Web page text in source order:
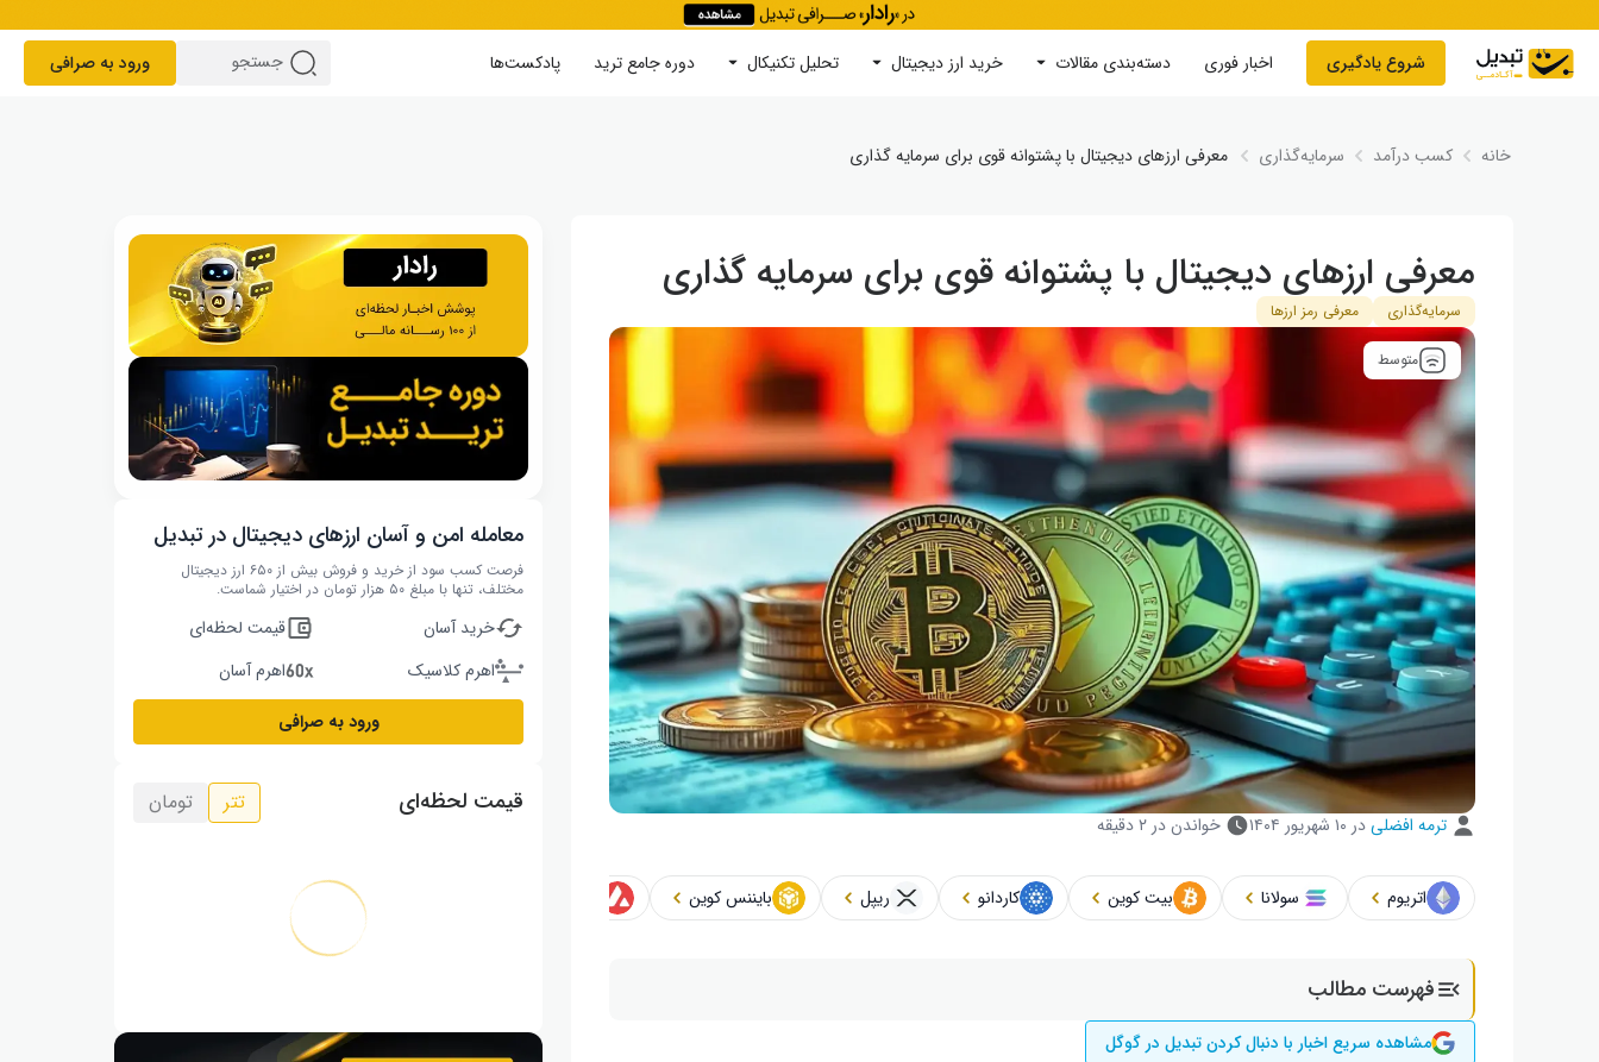
شروع یادگیری اخبار فوری دسته‌بندی مقالات خرید ارز دیجیتال تحلیل تکنیکال دوره‌ جامع ترید پادکست‌ها جستجو ورود به صرافی
خانه کسب درآمد سرمایه‌گذاری معرفی ارزهای دیجیتال با پشتوانه قوی برای سرمایه گذاری
معرفی ارزهای دیجیتال با پشتوانه قوی برای سرمایه گذاری
سرمایه‌گذاری معرفی رمز ارزها
متوسط
ترمه افضلیدر ۱۰ شهریور ۱۴۰۴ خواندن در ۲ دقیقه
اتریوم سولانا بیت کوین کاردانو ریپل بایننس کوین
فهرست مطالب
مشاهده سریع اخبار با دنبال کردن تبدیل در گوگل
معامله امن و آسان ارزهای دیجیتال در تبدیل
فرصت کسب سود از خرید و فروش بیش از ۶۵۰ ارز دیجیتال
مختلف، تنها با مبلغ ۵۰ هزار تومان در اختیار شماست.
خرید آسان
قیمت لحظه‌ای
اهرم کلاسیک
اهرم آسان
ورود به صرافی
قیمت لحظه‌ای تتر تومان